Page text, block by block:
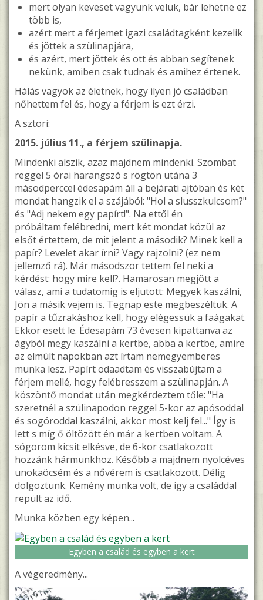
mert olyan keveset vagyunk velük, bár lehetne ez
több is,
azért mert a férjemet igazi családtagként kezelik
és jöttek a szülinapjára,
és azért, mert jöttek és ott és abban segítenek
nekünk, amiben csak tudnak és amihez értenek.
Hálás vagyok az életnek, hogy ilyen jó családban
nőhettem fel és, hogy a férjem is ezt érzi.
A sztori:
2015. július 11., a férjem szülinapja.
Mindenki alszik, azaz majdnem mindenki. Szombat
reggel 5 órai harangszó s rögtön utána 3
másodperccel édesapám áll a bejárati ajtóban és két
mondat hangzik el a szájából: "Hol a slusszkulcsom?"
és "Adj nekem egy papírt!". Na ettől én
próbáltam felébredni, mert két mondat közül az
elsőt értettem, de mit jelent a második? Minek kell a
papír? Levelet akar írni? Vagy rajzolni? (ez nem
jellemző rá). Már másodszor tettem fel neki a
kérdést: hogy mire kell?. Hamarosan megjött a
válasz, ami a tudatomig is eljutott: Megyek kaszálni,
Jön a másik vejem is. Tegnap este megbeszéltük. A
papír a tűzrakáshoz kell, hogy elégessük a faágakat.
Ekkor esett le. Édesapám 73 évesen kipattanva az
ágyból megy kaszálni a kertbe, abba a kertbe, amire
az elmúlt napokban azt írtam nemegyemberes
munka lesz. Papírt odaadtam és visszabújtam a
férjem mellé, hogy felébresszem a szülinapján. A
köszöntő mondat után megkérdeztem tőle: "Ha
szeretnél a szülinapodon reggel 5-kor az apósoddal
és sogóroddal kaszálni, akkor most kelj fel..." Így is
lett s míg ő öltözött én már a kertben voltam. A
sógorom kicsit elkésve, de 6-kor csatlakozott
hozzánk hármunkhoz. Később a majdnem nyolcéves
unokaöcsém és a nővérem is csatlakozott. Délig
dolgoztunk. Kemény munka volt, de így a családdal
repült az idő.
Munka közben egy képen...
Egyben a család és egyben a kert
A végeredmény...